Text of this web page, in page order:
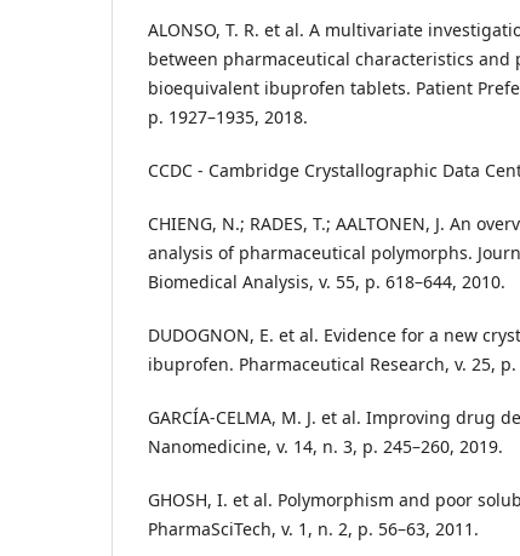
ALONSO, T. R. et al. A multivariate
between pharmaceutical characteristics and
bioequivalent ibuprofen tablets. Patient
p. 1927–1935, 2018.
CCDC - Cambridge Crystallographic Data
CHIENG, N.; RADES, T.; AALTONEN, J. An
analysis of pharmaceutical polymorphs.
Biomedical Analysis, v. 55, p. 618–644, 2010.
DUDOGNON, E. et al. Evidence for a new
ibuprofen. Pharmaceutical Research, v. 25, p.
GARCÍA-CELMA, M. J. et al. Improving drug
Nanomedicine, v. 14, n. 3, p. 245–260, 2019.
GHOSH, I. et al. Polymorphism and poor
PharmaSciTech, v. 1, n. 2, p. 56–63, 2011.